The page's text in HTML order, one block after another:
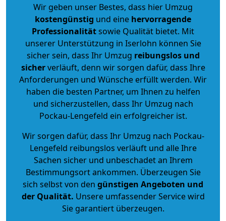
Wir geben unser Bestes, dass hier Umzug
kostengünstig und eine hervorragende
Professionalitätsowie Qualität bietet. Mit
unserer Unterstützung in Iserlohn können Sie
sicher sein, dass Ihr Umzug reibungslos und
sicherverläuft, denn wir sorgen dafür, dass Ihre
Anforderungen und Wünsche erfüllt werden. Wir
haben die besten Partner, um Ihnen zu helfen
und sicherzustellen, dass Ihr Umzug nach
Pockau-Lengefeld ein erfolgreicher ist.
Wir sorgen dafür, dass Ihr Umzug nach Pockau-
Lengefeld reibungslos verläuft und alle Ihre
Sachen sicher und unbeschadet an Ihrem
Bestimmungsort ankommen. Überzeugen Sie
sich selbst von den günstigen Angeboten und
der Qualität. Unsere umfassender Service wird
Sie garantiert überzeugen.